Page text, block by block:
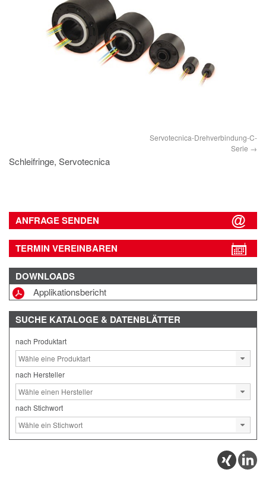
Servotecnica-Drehverbindung-C-
Serie
Schleifringe, Servotecnica
ANFRAGE SENDEN
TERMIN VEREINBAREN
DOWNLOADS
Applikationsbericht
SUCHE KATALOGE & DATENBLÄTTER
nach Produktart
nach Hersteller
nach Stichwort